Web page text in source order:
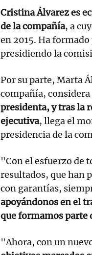
Cristina Álvarez es
de la compañía, a
en 2015. Ha formado
presidiendo la
Por su parte, Marta
compañía, considera
presidenta, y tras la
ejecutiva, llega el
presidencia de la
"Con el esfuerzo de
resultados, que han
con garantías,
apoyándonos en el
que formamos parte
"Ahora, con un